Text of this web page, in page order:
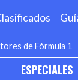
de Fórmula 1
ESPECIALES